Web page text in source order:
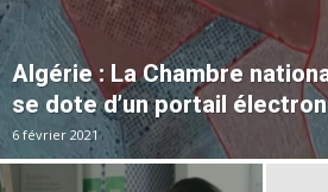
Algérie : La Chambre
se dote d’un portail
6 février 2021